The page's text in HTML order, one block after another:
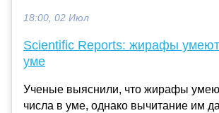
18:00, 02 Июл
Scientific Reports: жирафы умеют
уме
Ученые выяснили, что жирафы
числа в уме, однако вычитание им